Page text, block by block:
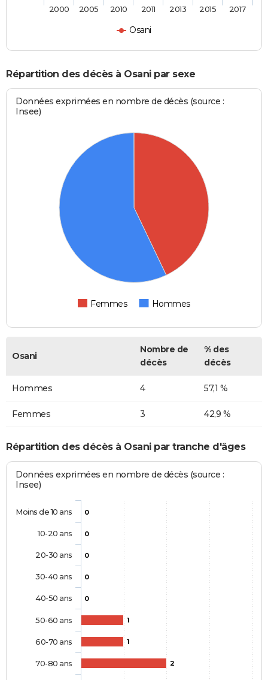
Osani
2000 2005 2010 2011 2013 2015 2017
Répartition des décès à Osani par sexe
Données exprimées en nombre de décès (source :
Insee)
Femmes Hommes
Osani
Nombre de
décès
% des
décès
Hommes 4 57,1 %
Femmes 3 42,9 %
Répartition des décès à Osani par tranche d'âges
Données exprimées en nombre de décès (source :
Insee)
0
0
0
0
0
1
1
2
Moins de 10 ans
10-20 ans
20-30 ans
30-40 ans
40-50 ans
50-60 ans
60-70 ans
70-80 ans